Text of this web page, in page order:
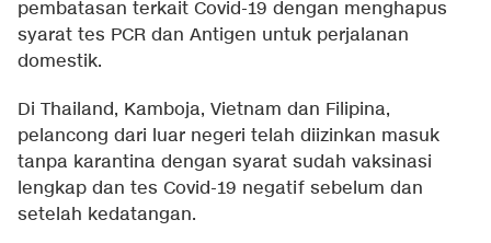
pembatasan terkait Covid-19 dengan menghapus
syarat tes PCR dan Antigen untuk perjalanan
domestik.
Di Thailand, Kamboja, Vietnam dan Filipina,
pelancong dari luar negeri telah diizinkan masuk
tanpa karantina dengan syarat sudah vaksinasi
lengkap dan tes Covid-19 negatif sebelum dan
setelah kedatangan.